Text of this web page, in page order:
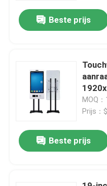
Over ons
Kwaliteitscontrole
Neem contact met
Nieuws
Beste prijs
MOQ：1
Prijs：
Beste prijs